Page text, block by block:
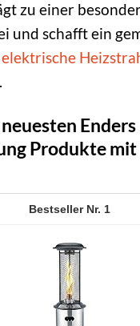
zu einer
und schafft ein
elektrische
Produkte mit
1